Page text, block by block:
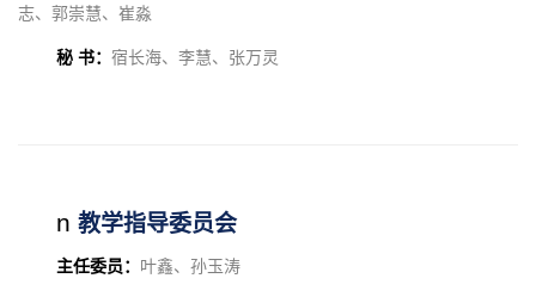
志、郭崇慧、崔淼
秘 书： 宿长海、李慧、张万灵
n 教学指导委员会
主任委员： 叶鑫、孙玉涛